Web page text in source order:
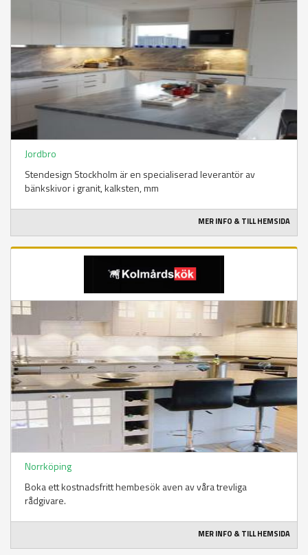
Jordbro
Stendesign Stockholm är en specialiserad leverantör av
bänkskivor i granit, kalksten, mm
MER INFO & TILL HEMSIDA
Norrköping
Boka ett kostnadsfritt hembesök aven av våra trevliga
rådgivare.
MER INFO & TILL HEMSIDA